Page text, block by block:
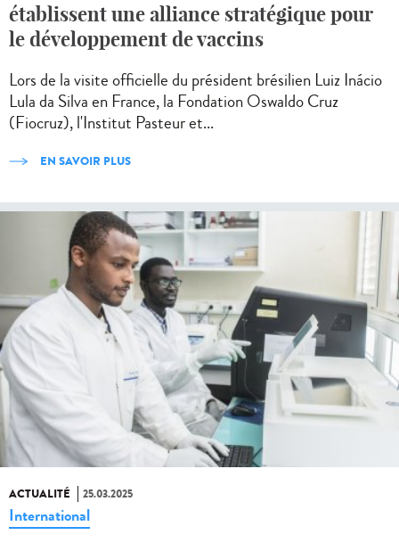
établissent une alliance stratégique pour
le développement de vaccins
Lors de la visite officielle du président brésilien Luiz Inácio
Lula da Silva en France, la Fondation Oswaldo Cruz
(Fiocruz), l'Institut Pasteur et...
EN SAVOIR PLUS
ACTUALITÉ 25.03.2025
International